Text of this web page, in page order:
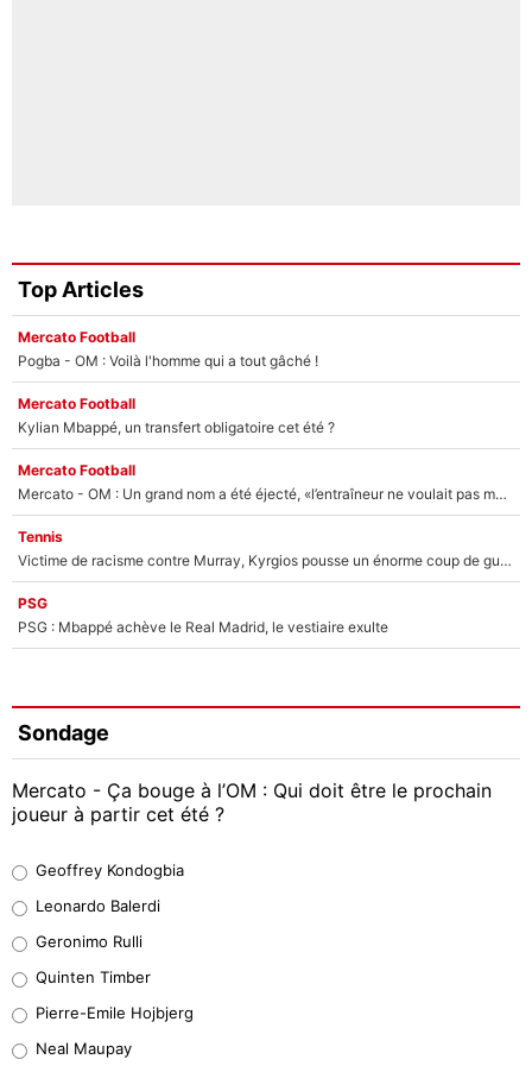
Top Articles
Mercato Football
Pogba - OM : Voilà l'homme qui a tout gâché !
Mercato Football
Kylian Mbappé, un transfert obligatoire cet été ?
Mercato Football
Mercato - OM : Un grand nom a été éjecté, «l’entraîneur ne voulait pas me conserver»
Tennis
Victime de racisme contre Murray, Kyrgios pousse un énorme coup de gueule !
PSG
PSG : Mbappé achève le Real Madrid, le vestiaire exulte
Sondage
Mercato - Ça bouge à l’OM : Qui doit être le prochain
joueur à partir cet été ?
38%
32%
4%
Geoffrey Kondogbia
Leonardo Balerdi
Geronimo Rulli
Quinten Timber
Pierre-Emile Hojbjerg
Neal Maupay